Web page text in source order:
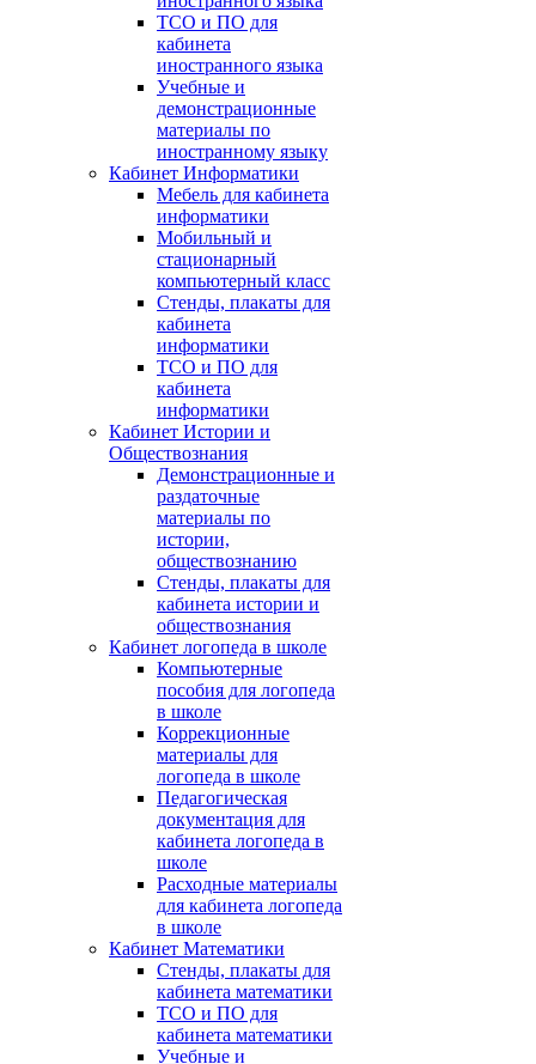
ТСО и ПО для
кабинета
иностранного языка
Учебные и
демонстрационные
материалы по
иностранному языку
Кабинет Информатики
Мебель для кабинета
информатики
Мобильный и
стационарный
компьютерный класс
Стенды, плакаты для
кабинета
информатики
ТСО и ПО для
кабинета
информатики
Кабинет Истории и
Обществознания
Демонстрационные и
раздаточные
материалы по
истории,
обществознанию
Стенды, плакаты для
кабинета истории и
обществознания
Кабинет логопеда в школе
Компьютерные
пособия для логопеда
в школе
Коррекционные
материалы для
логопеда в школе
Педагогическая
документация для
кабинета логопеда в
школе
Расходные материалы
для кабинета логопеда
в школе
Кабинет Математики
Стенды, плакаты для
кабинета математики
ТСО и ПО для
кабинета математики
Учебные и